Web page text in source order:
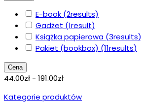
E-book (2results)
Gadżet (1result)
Książka papierowa (3results)
Pakiet (bookbox) (11results)
Cena
44.00zł - 191.00zł
Kategorie produktów